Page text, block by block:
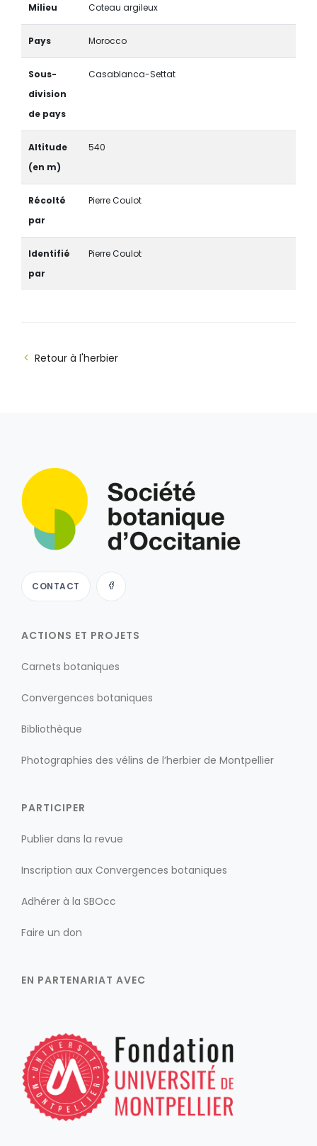
Milieu Coteau argileux
Pays Morocco
Sous-
division
de pays
Casablanca-Settat
Altitude
(en m)
540
Récolté
par
Pierre Coulot
Identifié
par
Pierre Coulot
Retour à l'herbier
CONTACT
ACTIONS ET PROJETS
Carnets botaniques
Convergences botaniques
Bibliothèque
Photographies des vélins de l’herbier de Montpellier
PARTICIPER
Publier dans la revue
Inscription aux Convergences botaniques
Adhérer à la SBOcc
Faire un don
EN PARTENARIAT AVEC